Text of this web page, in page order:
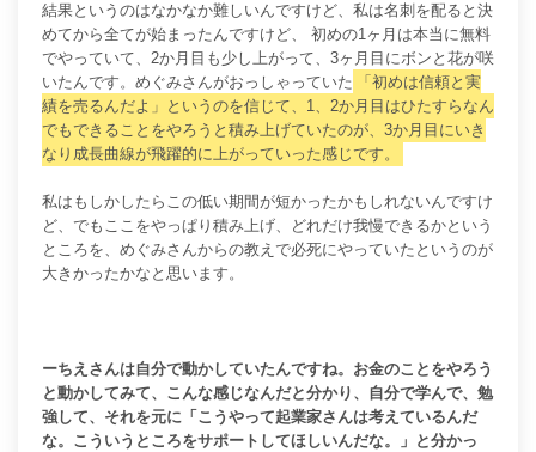
結果というのはなかなか難しいんですけど、私は名刺を配ると決
めてから全てが始まったんですけど、 初めの1ヶ月は本当に無料
でやっていて、2か月目も少し上がって、3ヶ月目にボンと花が咲
いたんです。めぐみさんがおっしゃっていた
「初めは信頼と実
績を売るんだよ」というのを信じて、1、2か月目はひたすらなん
でもできることをやろうと積み上げていたのが、3か月目にいき
なり成長曲線が飛躍的に上がっていった感じです。
私はもしかしたらこの低い期間が短かったかもしれないんですけ
ど、でもここをやっぱり積み上げ、どれだけ我慢できるかという
ところを、めぐみさんからの教えで必死にやっていたというのが
大きかったかなと思います。
ーちえさんは自分で動かしていたんですね。お金のことをやろう
と動かしてみて、こんな感じなんだと分かり、自分で学んで、勉
強して、それを元に「こうやって起業家さんは考えているんだ
な。こういうところをサポートしてほしいんだな。」と分かっ